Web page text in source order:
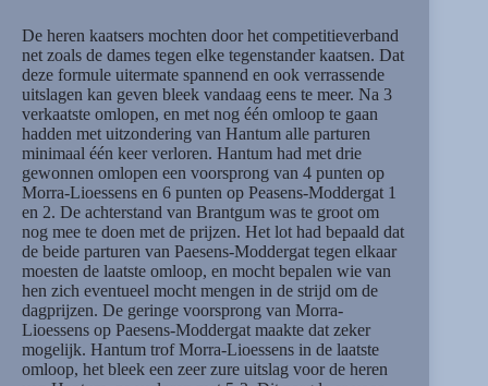
De heren kaatsers mochten door het competitieverband
net zoals de dames tegen elke tegenstander kaatsen. Dat
deze formule uitermate spannend en ook verrassende
uitslagen kan geven bleek vandaag eens te meer. Na 3
verkaatste omlopen, en met nog één omloop te gaan
hadden met uitzondering van Hantum alle parturen
minimaal één keer verloren. Hantum had met drie
gewonnen omlopen een voorsprong van 4 punten op
Morra-Lioessens en 6 punten op Peasens-Moddergat 1
en 2. De achterstand van Brantgum was te groot om
nog mee te doen met de prijzen. Het lot had bepaald dat
de beide parturen van Paesens-Moddergat tegen elkaar
moesten de laatste omloop, en mocht bepalen wie van
hen zich eventueel mocht mengen in de strijd om de
dagprijzen. De geringe voorsprong van Morra-
Lioessens op Paesens-Moddergat maakte dat zeker
mogelijk. Hantum trof Morra-Lioessens in de laatste
omloop, het bleek een zeer zure uitslag voor de heren